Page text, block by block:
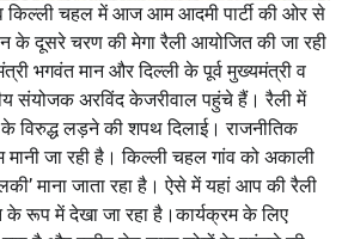
किल्ली चहल में आज आम आदमी पार्टी की ओर से
के दूसरे चरण की मेगा रैली आयोजित की जा रही
भगवंत मान और दिल्ली के पूर्व मुख्यमंत्री व
संयोजक अरविंद केजरीवाल पहुंचे हैं। रैली में
विरुद्ध लड़ने की शपथ दिलाई। राजनीतिक
जा रही है। किल्ली चहल गांव को अकाली
माना जाता रहा है। ऐसे में यहां आप की रैली
के रूप में देखा जा रहा है।कार्यक्रम के लिए